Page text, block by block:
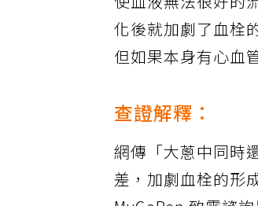
使血液無法很好的
化後就加劇了血栓
但如果本身有心血
查證解釋：
網傳「大蔥中同時
差，加劇血栓的形